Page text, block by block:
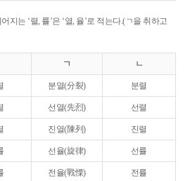
지는 ‘렬, 률’은 ‘열, 율’로 적는다.(ㄱ을 취하고
ㄱ ㄴ
분열(分裂) 분렬
선열(先烈) 선렬
진열(陳列) 진렬
선율(旋律) 선률
전율(戰慄) 전률